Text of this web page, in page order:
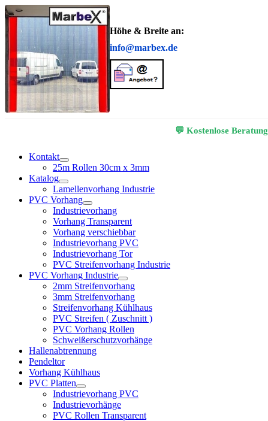
Höhe & Breite an:
info@marbex.de
💬 Kostenlose Beratung
Kontakt
25m Rollen 30cm x 3mm
Katalog
Lamellenvorhang Industrie
PVC Vorhang
Industrievorhang
Vorhang Transparent
Vorhang verschiebbar
Industrievorhang PVC
Industrievorhang Tor
PVC Streifenvorhang Industrie
PVC Vorhang Industrie
2mm Streifenvorhang
3mm Streifenvorhang
Streifenvorhang Kühlhaus
PVC Streifen ( Zuschnitt )
PVC Vorhang Rollen
Schweißerschutzvorhänge
Hallenabtrennung
Pendeltor
Vorhang Kühlhaus
PVC Platten
Industrievorhang PVC
Industrievorhänge
PVC Rollen Transparent